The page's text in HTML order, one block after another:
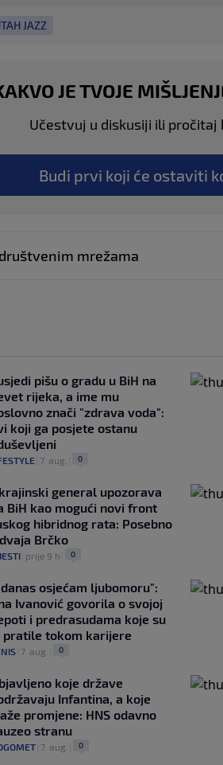
JAZZ
JE TVOJE
Učestvuj u diskusiji ili pročitaj
Budi prvi koji će ostaviti
mrežama
pišu o gradu u BiH na
rijeka, a ime mu
znači "zdrava voda":
koji ga posjete ostanu
7. aug. 0
general upozorava
BiH kao mogući novi front
hibridnog rata: Posebno
Brčko
prije 9 h 0
osjećam ljubomoru":
Ivanović govorila o svojoj
i predrasudama koje su
pratile tokom karijere
7. aug. 0
koje države
Infantina, a koje
promjene: HNS odavno
stranu
7. aug. 0